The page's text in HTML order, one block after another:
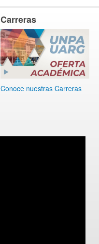
Carreras
Conoce nuestras Carreras